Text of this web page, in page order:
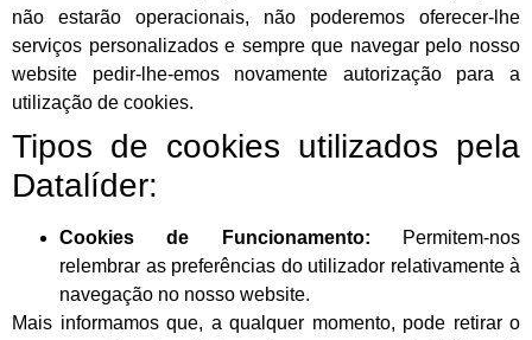
não estarão operacionais, não poderemos oferecer-lhe
serviços personalizados e sempre que navegar pelo nosso
website pedir-lhe-emos novamente autorização para a
utilização de cookies.
Tipos de cookies utilizados pela
Datalíder:
Cookies de Funcionamento:
Permitem-nos
relembrar as preferências do utilizador relativamente à
navegação no nosso website.
Mais informamos que, a qualquer momento, pode retirar o